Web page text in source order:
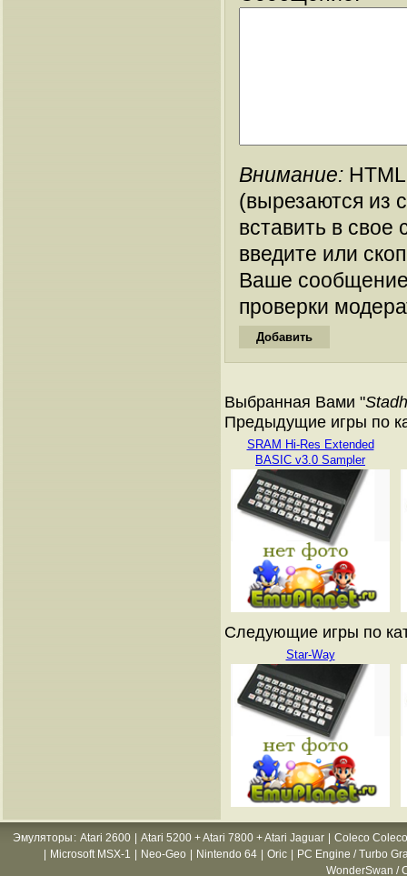
Внимание:
(вырезаются из
вставить в
введите или
Ваше
проверки
Выбранная Вами "
Предыдущие игры по
SRAM Hi-Res Extended
BASIC v3.0 Sampler
Следующие игры по
Star-Way
Эмуляторы : Atari 2600 Atari 5200 + Atari 7800 + Atari Jaguar
Coleco
Microsoft MSX-1 Neo-Geo Nintendo 64 Oric
PC Engine / Turbo
WonderSwan /